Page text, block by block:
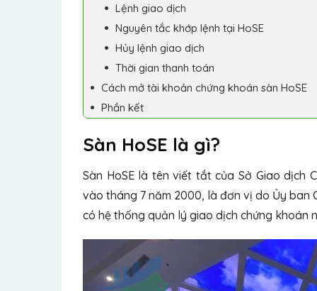
Lệnh giao dịch
Nguyên tắc khớp lệnh tại HoSE
Hủy lệnh giao dịch
Thời gian thanh toán
Cách mở tài khoản chứng khoán sàn HoSE
Phần kết
Sàn HoSE là gì?
Sàn HoSE là tên viết tắt của Sở Giao dịch
vào tháng 7 năm 2000, là đơn vị do Ủy ban
có hệ thống quản lý giao dịch chứng khoán